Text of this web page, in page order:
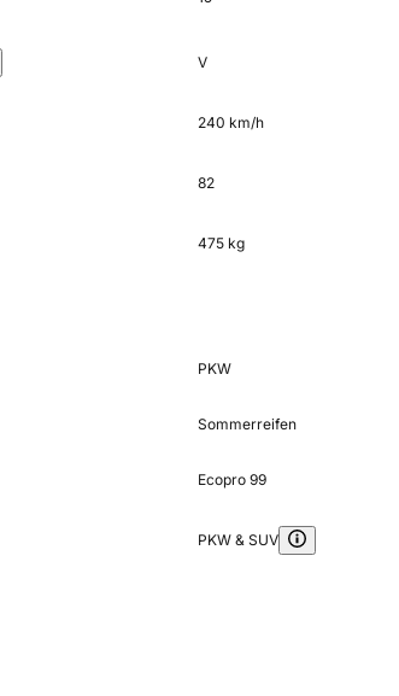
V
240 km/h
82
475 kg
PKW
Sommerreifen
Ecopro 99
PKW & SUV